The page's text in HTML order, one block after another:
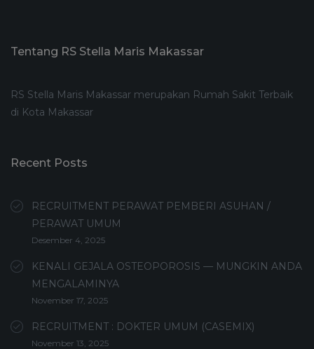
Tentang RS Stella Maris Makassar
RS Stella Maris Makassar merupakan Rumah Sakit Terbaik
di Kota Makassar
Recent Posts
RECRUITMENT PERAWAT PEMBERI ASUHAN /
PERAWAT UMUM
Desember 4, 2025
KENALI GEJALA OSTEOPOROSIS — MUNGKIN ANDA
MENGALAMINYA
November 17, 2025
RECRUITMENT : DOKTER UMUM (CASEMIX)
November 13, 2025